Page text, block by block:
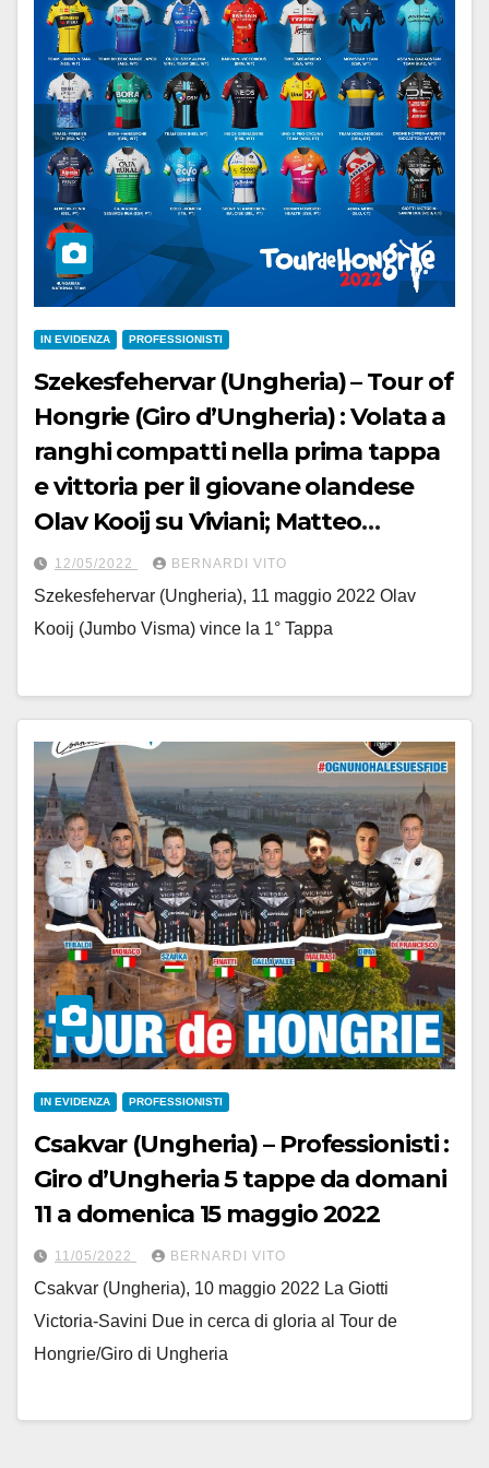
IN EVIDENZA PROFESSIONISTI
Szekesfehervar (Ungheria) – Tour of
Hongrie (Giro d’Ungheria) : Volata a
ranghi compatti nella prima tappa
e vittoria per il giovane olandese
Olav Kooij su Viviani; Matteo
Moschetti è 5°
12/05/2022 BERNARDI VITO
Szekesfehervar (Ungheria), 11 maggio 2022 Olav
Kooij (Jumbo Visma) vince la 1° Tappa
IN EVIDENZA PROFESSIONISTI
Csakvar (Ungheria) – Professionisti :
Giro d’Ungheria 5 tappe da domani
11 a domenica 15 maggio 2022
11/05/2022 BERNARDI VITO
Csakvar (Ungheria), 10 maggio 2022 La Giotti
Victoria-Savini Due in cerca di gloria al Tour de
Hongrie/Giro di Ungheria